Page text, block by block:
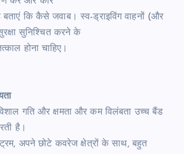
कि कैसे जवाब। स्व-ड्राइविंग वाहनों (और
सुनिश्चित करने के
होना चाहिए।
गति और क्षमता और कम विलंबता उच्च बैंड
है।
अपने छोटे कवरेज क्षेत्रों के साथ, बहुत